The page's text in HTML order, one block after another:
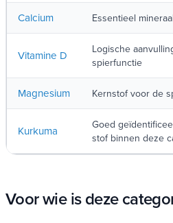
Calcium Essentieel
Vitamine D
Logische
spierfunctie
Magnesium Kernstof voor de
Kurkuma
Goed
stof binnen deze
Voor wie is deze